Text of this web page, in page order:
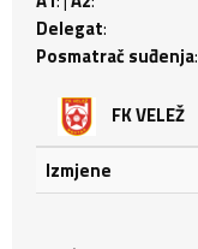
Delegat:
Posmatrač suđenja:
FK VELEŽ
Izmjene